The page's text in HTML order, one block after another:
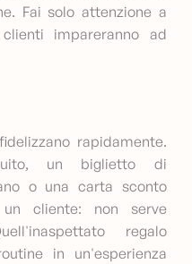
Fai solo attenzione a
impareranno ad
rapidamente.
un biglietto di
o una carta sconto
cliente: non serve
regalo
in un'esperienza